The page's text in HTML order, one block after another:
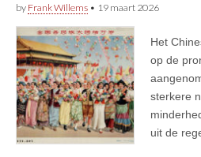
by Frank Willems • 19 maart 2026
Het
op de
sterkere
uit de